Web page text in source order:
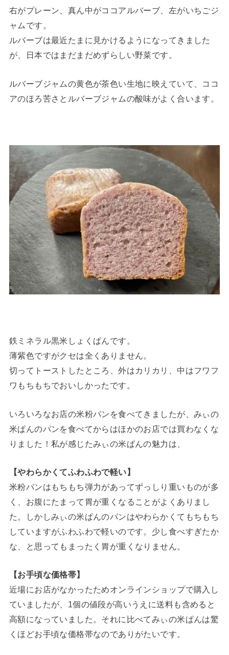
右がプレーン、真ん中がココアルバーブ、左がいちごジ
ャムです。
ルバーブは最近たまに見かけるようになってきました
が、日本ではまだまだめずらしい野菜です。
ルバーブジャムの黄色が茶色い生地に映えていて、ココ
アのほろ苦さとルバーブジャムの酸味がよく合います。
鉄ミネラル黒米しょくぱんです。
薄紫色ですがクセは全くありません。
切ってトーストしたところ、外はカリカリ、中はフワフ
ワもちもちでおいしかったです。
いろいろなお店の米粉パンを食べてきましたが、みぃの
米ぱんのパンを食べてからはほかのお店では買わなくな
りました！私が感じたみぃの米ぱんの魅力は、
【やわらかくてふわふわで軽い】
米粉パンはもちもち弾力があってずっしり重いものが多
く、お腹にたまって胃が重くなることがよくありまし
た。しかしみぃの米ぱんのパンはやわらかくてもちもち
していますがふわふわで軽いのです。少し食べすぎたか
な、と思ってもまったく胃が重くなりません。
【お手頃な価格帯】
近場にお店がなかったためオンラインショップで購入し
ていましたが、1個の値段が高いうえに送料も含めると
高額になっていました。それに比べてみぃの米ぱんは驚
くほどお手頃な価格帯なのでありがたいです。